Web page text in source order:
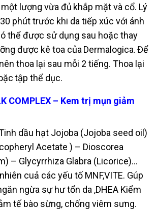
lượng vừa đủ khắp mặt và cổ. Lý
phút trước khi da tiếp xúc với ánh
thể được sử dụng sau hoặc thay
được kê toa của Dermalogica.Để
thoa lại sau mỗi 2 tiếng. Thoa lại
tập thể dục.
COMPLEX – Kem trị mụn giảm
dầu hạt Jojoba (Jojoba seed oil)
Acetate ) – Dioscorea
– Glycyrrhiza Glabra (Licorice)…
cuả các yếu tố MNF,VITE. Gúp
ngừa sự hư tổn da ,DHEA Kiểm
tế bào sừng, chống viêm sưng.